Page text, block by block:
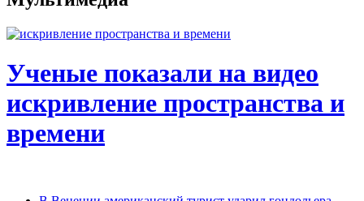
Ученые показали на видео
искривление пространства и
времени